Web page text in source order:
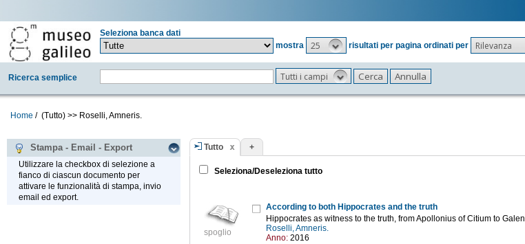
Seleziona banca dati
mostra
25 risultati per pagina ordinati per Rilevanza
Ricerca semplice Tutti i campi
Home / (Tutto) >> Roselli, Amneris.
Stampa - Email - Export
Utilizzare la checkbox di selezione a
fianco di ciascun documento per
attivare le funzionalità di stampa, invio
email ed export.
Tutto +
Seleziona/Deseleziona tutto
spoglio
According to both Hippocrates and the truth
Hippocrates as witness to the truth, from Apollonius of Citium to Galen
Roselli, Amneris.
Anno: 2016